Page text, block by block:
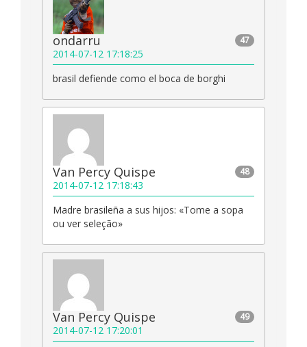
47
ondarru
2014-07-12 17:18:25
brasil defiende como el boca de borghi
48
Van Percy Quispe
2014-07-12 17:18:43
Madre brasileña a sus hijos: «Tome a sopa
ou ver seleção»
49
Van Percy Quispe
2014-07-12 17:20:01